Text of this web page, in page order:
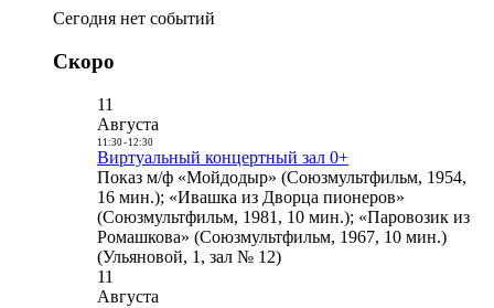
Сегодня нет событий
Скоро
11
Августа
11:30- 12:30
Виртуальный концертный зал 0+
Показ м/ф «Мойдодыр» (Союзмультфильм, 1954,
16 мин.); «Ивашка из Дворца пионеров»
(Союзмультфильм, 1981, 10 мин.); «Паровозик из
Ромашкова» (Союзмультфильм, 1967, 10 мин.)
(Ульяновой, 1, зал № 12)
11
Августа